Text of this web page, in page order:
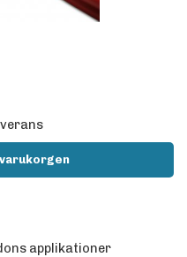
applikationer